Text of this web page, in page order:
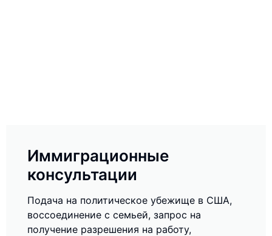
Иммиграционные
консультации
Подача на политическое убежище в США,
воссоединение с семьей, запрос на
получение разрешения на работу,